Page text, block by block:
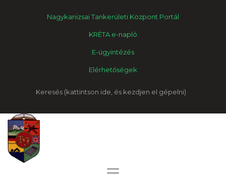
Nagykanizsai Tankerületi Központ Portál
KRÉTA e-napló
E-ügyintézés
Elérhetőségek
Keresés